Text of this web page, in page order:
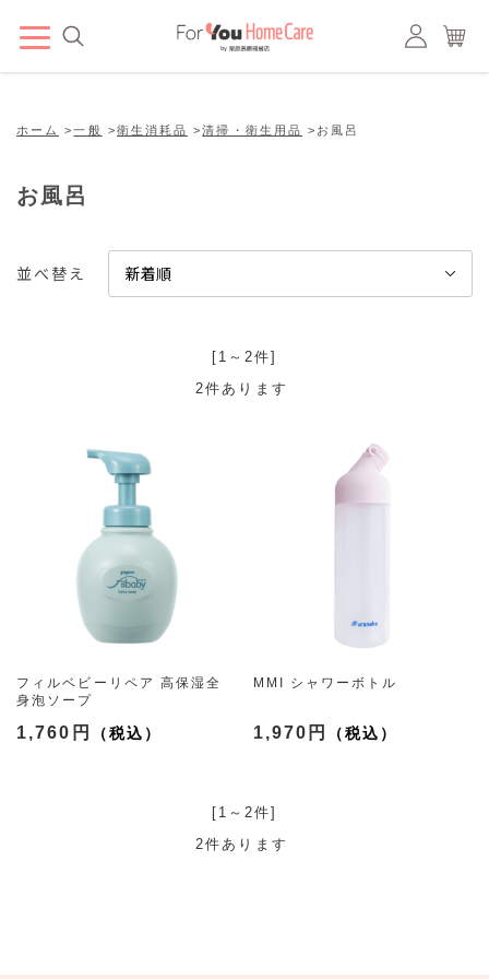
ホーム >一般 >衛生消耗品 >清掃・衛生用品 > お風呂
お風呂
並べ替え
[1～2件]
2件あります
フィルベビーリペア 高保湿全
身泡ソープ
1,760円
MMI シャワーボトル
1,970円
[1～2件]
2件あります